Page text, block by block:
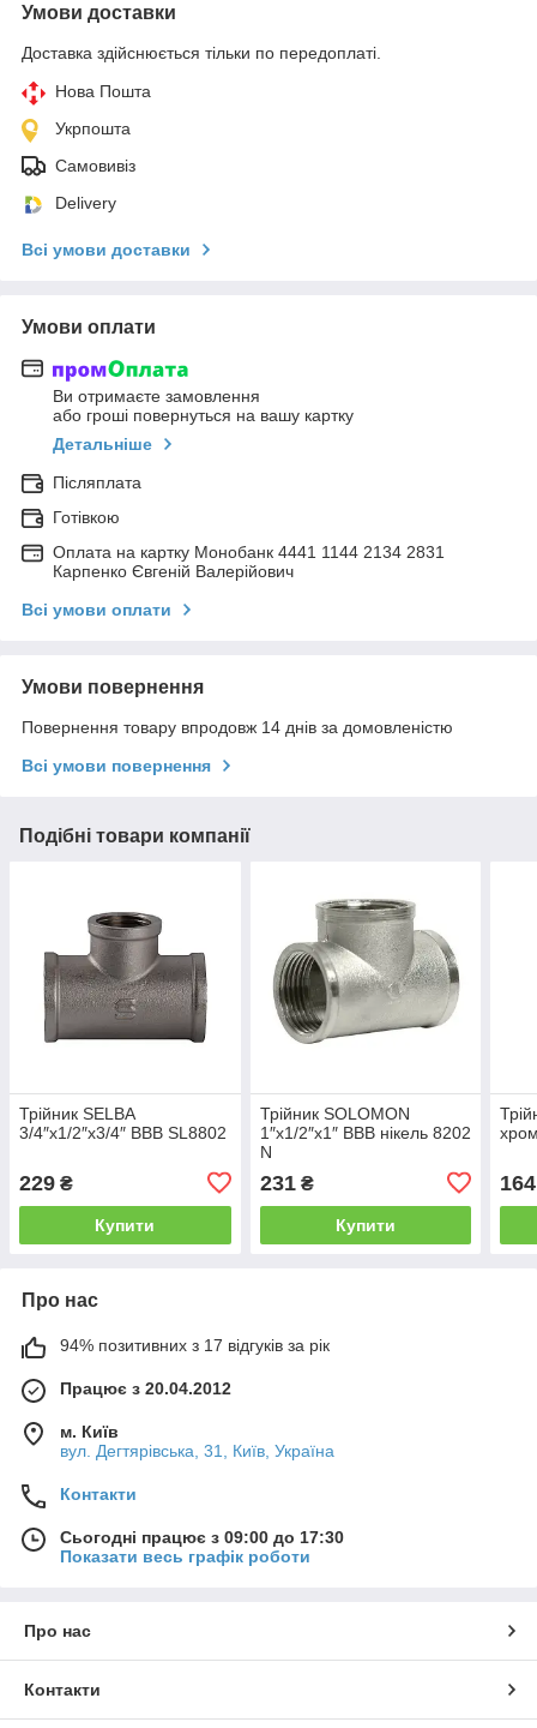
Умови доставки
Доставка здійснюється тільки по передоплаті.
Нова Пошта
Укрпошта
Самовивіз
Delivery
Всі умови доставки
Умови оплати
Ви отримаєте замовлення
або гроші повернуться на вашу картку
Детальніше
Післяплата
Готівкою
Оплата на картку Монобанк 4441 1144 2134 2831
Карпенко Євгеній Валерійович
Всі умови оплати
Умови повернення
Повернення товару впродовж 14 днів за домовленістю
Всі умови повернення
Подібні товари компанії
Трійник SELBA
3/4″х1/2″х3/4″ ВВВ SL8802
229 ₴
Купити
Трійник SOLOMON
1″х1/2″х1″ ВВВ нікель 8202
N
231₴
Купити
164
Про нас
94% позитивних з 17 відгуків за рік
Працює з 20.04.2012
м. Київ
вул. Дегтярівська, 31, Київ, Україна
Контакти
Сьогодні працює з 09:00 до 17:30
Показати весь графік роботи
Про нас
Контакти